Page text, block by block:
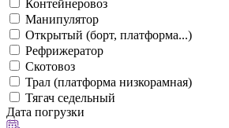
Контейнеровоз
Манипулятор
Открытый (борт, платформа...)
Рефрижератор
Скотовоз
Трал (платформа низкорамная)
Тягач седельный
Дата погрузки